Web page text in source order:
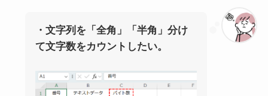
・文字列を「全角」「半角」分け
て文字数をカウントしたい。